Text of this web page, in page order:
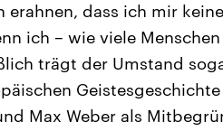
erahnen, dass ich mir
ich – wie viele
trägt der Umstand
Max Weber als